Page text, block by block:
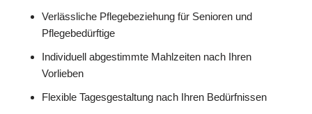
Verlässliche Pflegebeziehung für Senioren und
Pflegebedürftige
Individuell abgestimmte Mahlzeiten nach Ihren
Vorlieben
Flexible Tagesgestaltung nach Ihren Bedürfnissen